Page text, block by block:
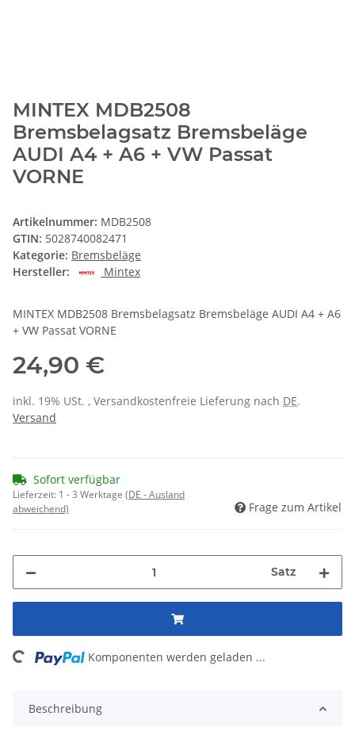
MINTEX MDB2508
Bremsbelagsatz Bremsbeläge
AUDI A4 + A6 + VW Passat
VORNE
Artikelnummer: MDB2508
GTIN: 5028740082471
Kategorie: Bremsbeläge
Hersteller:
Mintex
MINTEX MDB2508 Bremsbelagsatz Bremsbeläge AUDI A4 + A6
+ VW Passat VORNE
24,90 €
inkl. 19% USt. , Versandkostenfreie Lieferung nach DE.
Versand
Sofort verfügbar
Lieferzeit: 1 - 3 Werktage (DE - Ausland
abweichend)
Frage zum Artikel
Satz
Komponenten werden geladen ...
Beschreibung